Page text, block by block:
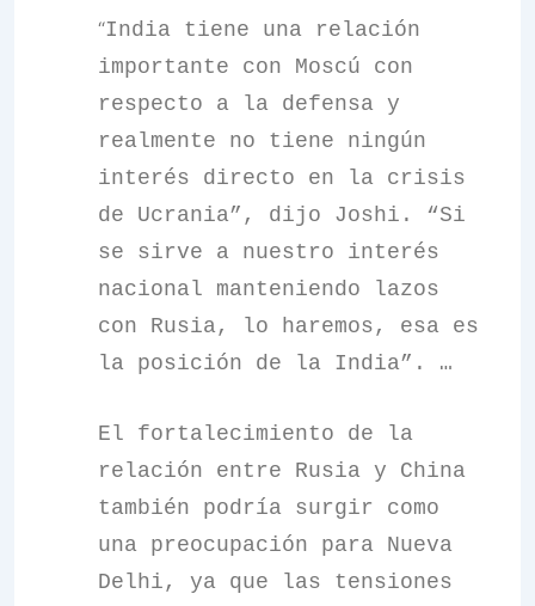
“India tiene una relación
importante con Moscú con
respecto a la defensa y
realmente no tiene ningún
interés directo en la crisis
de Ucrania”, dijo Joshi. “Si
se sirve a nuestro interés
nacional manteniendo lazos
con Rusia, lo haremos, esa es
la posición de la India”. …
El fortalecimiento de la
relación entre Rusia y China
también podría surgir como
una preocupación para Nueva
Delhi, ya que las tensiones